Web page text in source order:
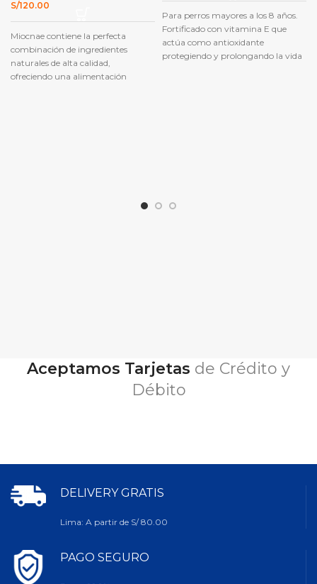
S/120.00
Miocnae contiene la perfecta
combinación de ingredientes
naturales de alta calidad,
ofreciendo una alimentación
original
era:
S/227.00.
actual
es:
S/204.00.
Para perros mayores a los 8 años.
Fortificado con vitamina E que
actúa como antioxidante
protegiendo y prolongando la vida
Aceptamos Tarjetas de Crédito y
Débito
DELIVERY GRATIS
Lima: A partir de S/ 80.00
PAGO SEGURO